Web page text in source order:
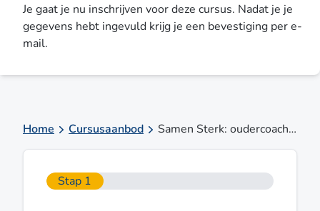
Je gaat je nu inschrijven voor deze cursus. Nadat je je
gegevens hebt ingevuld krijg je een bevestiging per e-
mail.
Home Cursusaanbod Samen Sterk: oudercoaching bij sombere en/of depressieve jongeren in BCN Utrecht CS op 17 sep 2026
Stap 1